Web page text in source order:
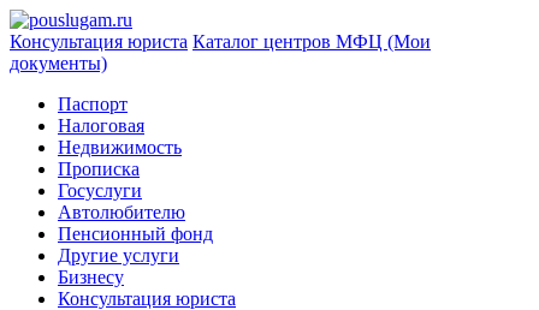
Консультация юриста Каталог центров МФЦ (Мои
документы)
Паспорт
Налоговая
Недвижимость
Прописка
Госуслуги
Автолюбителю
Пенсионный фонд
Другие услуги
Бизнесу
Консультация юриста